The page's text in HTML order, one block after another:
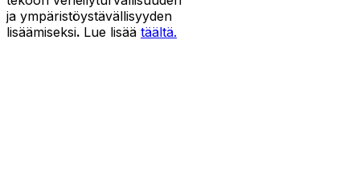
ja ympäristöystävällisyyden
lisäämiseksi. Lue lisää täältä.